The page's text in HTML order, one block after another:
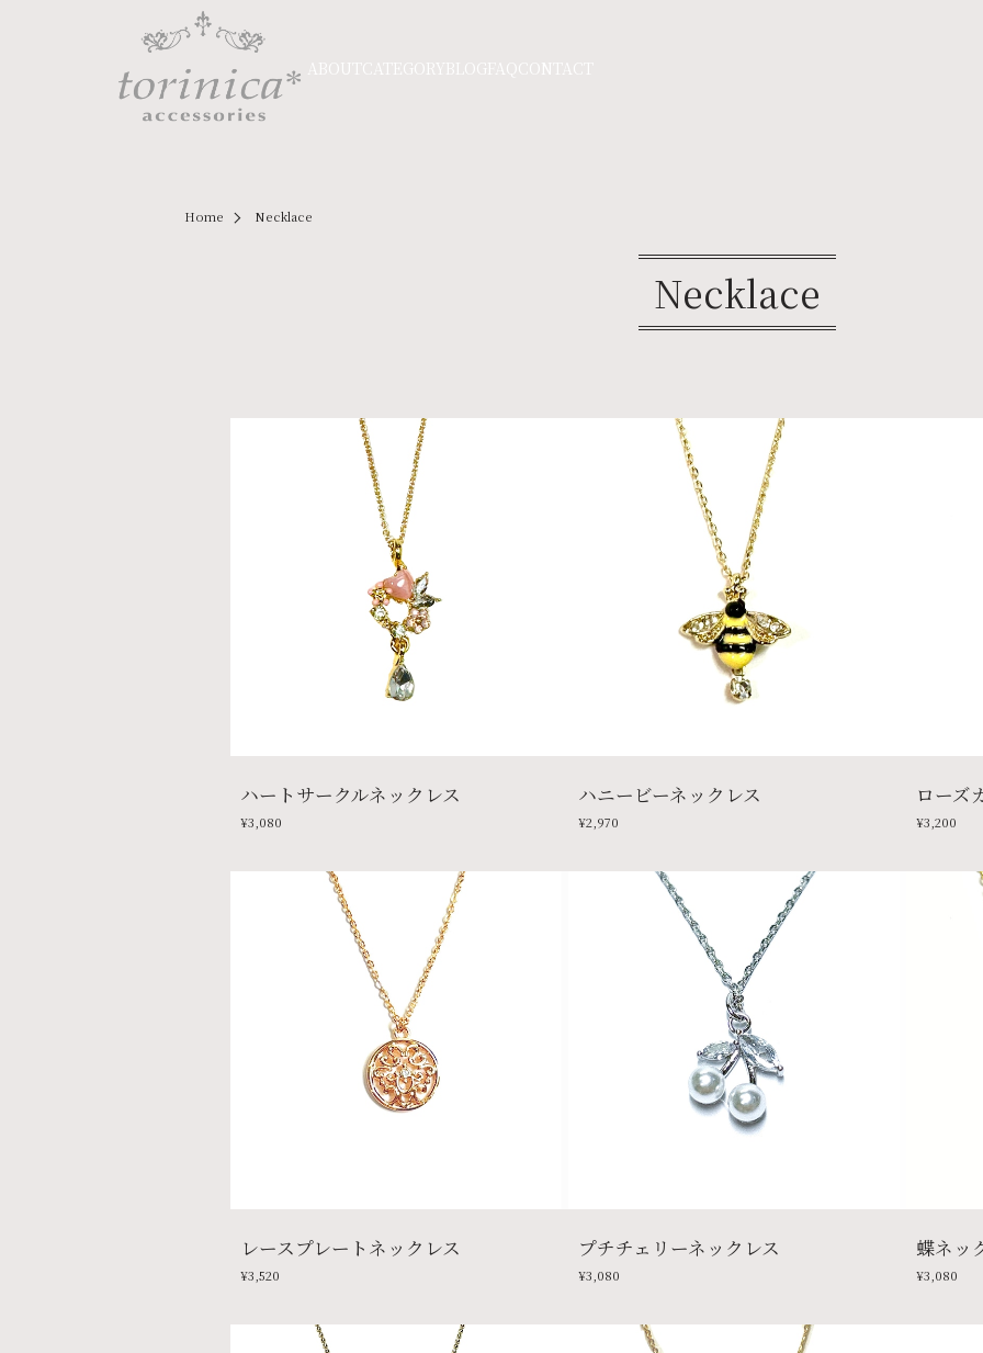
ABOUT CATEGORYBLOGFAQCONTACT
Home Necklace
Necklace
ハートサークルネックレス
¥3,080
ハニービーネックレス
¥2,970
ローズ
¥3,200
レースプレートネックレス
¥3,520
プチチェリーネックレス
¥3,080
蝶ネッ
¥3,080